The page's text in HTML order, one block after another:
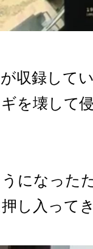
収録して
を壊して
になった
し入って